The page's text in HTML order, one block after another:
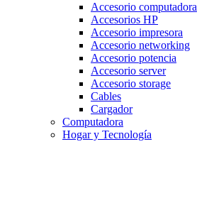
Accesorio computadora
Accesorios HP
Accesorio impresora
Accesorio networking
Accesorio potencia
Accesorio server
Accesorio storage
Cables
Cargador
Computadora
Hogar y Tecnología